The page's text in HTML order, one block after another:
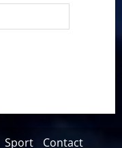
Sport Contact